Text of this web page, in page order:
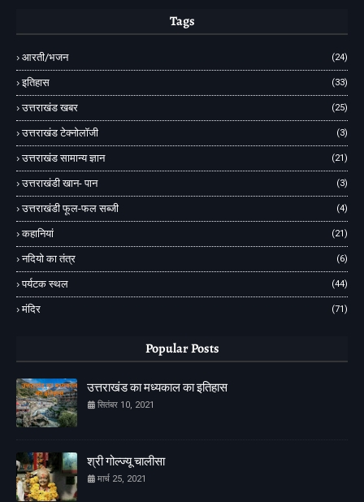
Tags
आरती/भजन (24)
इतिहास (33)
उत्तराखंड खबर (25)
उत्तराखंड टेक्नोलॉजी (3)
उत्तराखंड सामान्य ज्ञान (21)
उत्तराखंडी खान- पान (3)
उत्तराखंडी फूल-फल सब्जी (4)
कहानियां (21)
नदियो का तंत्र (6)
पर्यटक स्थल (44)
मंदिर (71)
Popular Posts
उत्तराखंड का मध्यकाल का इतिहास
सितंबर 10, 2021
श्री गोल्ज्यू चालीसा
मार्च 25, 2021